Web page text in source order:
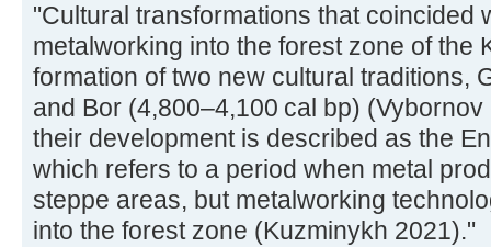
"Cultural transformations that coincided
metalworking into the forest zone of the
formation of two new cultural traditions,
and Bor (4,800–4,100 cal bp)
their development is described as the
which refers to a period when metal
steppe areas, but metalworking
into the forest zone (Kuzminykh 2021)."